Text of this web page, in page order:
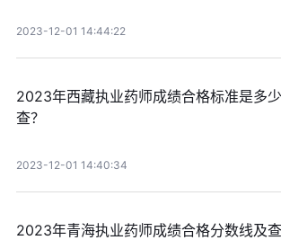
2023-12-01 14:44:22
2023年西藏执业药师成绩合格标准是多
查？
2023-12-01 14:40:34
2023年青海执业药师成绩合格分数线及